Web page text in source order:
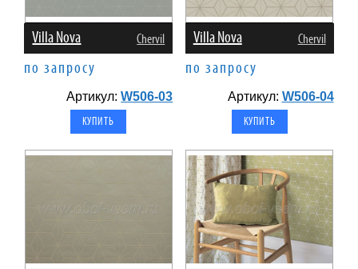
Villa Nova Chervil
по запросу
Артикул:W506-03
Villa Nova Chervil
по запросу
Артикул: W506-04